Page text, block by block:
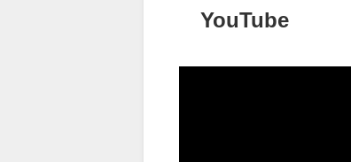
YouTube